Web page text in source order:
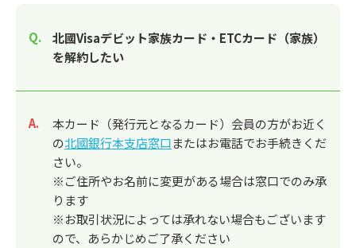
北國Visaデビット家族カード・ETCカード（家族）
を解約したい
回答
本カード（発行元となるカード）会員の方がお近く
の北國銀行本支店窓口またはお電話でお手続きくだ
さい。
※ご住所やお名前に変更がある場合は窓口でのみ承
ります
※お取引状況によっては承れない場合もございます
ので、あらかじめご了承ください